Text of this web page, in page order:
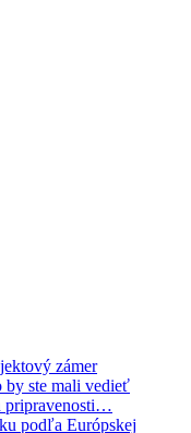
zámer
by ste mali vedieť
pripravenosti…
podľa Európskej